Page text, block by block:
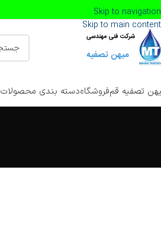
Skip to navigation
Skip to main content
تصفیه قمفروشگاهدسته بندی محصولات